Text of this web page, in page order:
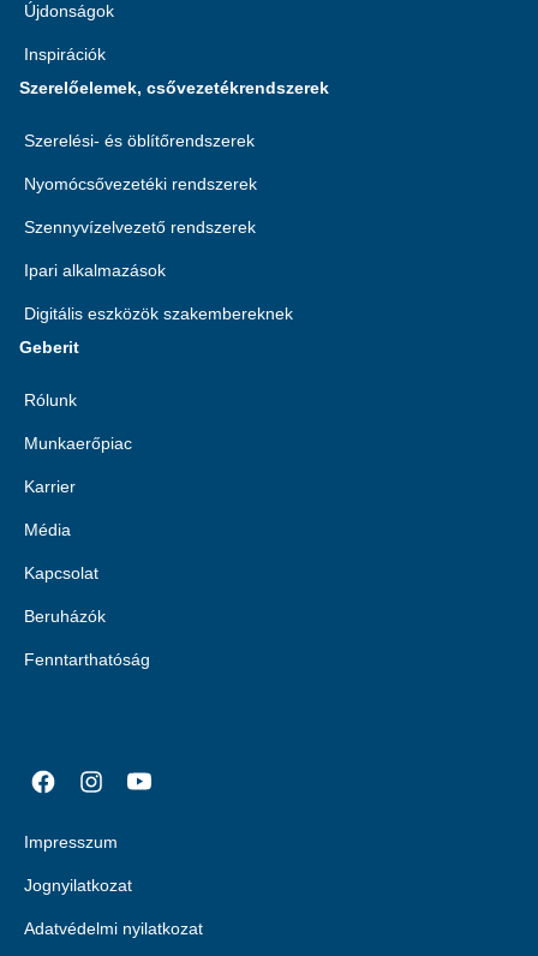
Újdonságok
Inspirációk
Szerelőelemek, csővezetékrendszerek
Szerelési- és öblítőrendszerek
Nyomócsővezetéki rendszerek
Szennyvízelvezető rendszerek
Ipari alkalmazások
Digitális eszközök szakembereknek
Geberit
Rólunk
Munkaerőpiac
Karrier
Média
Kapcsolat
Beruházók
Fenntarthatóság
Impresszum
Jognyilatkozat
Adatvédelmi nyilatkozat